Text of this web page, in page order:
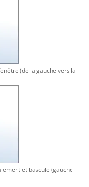
(de la gauche vers la
et bascule (gauche